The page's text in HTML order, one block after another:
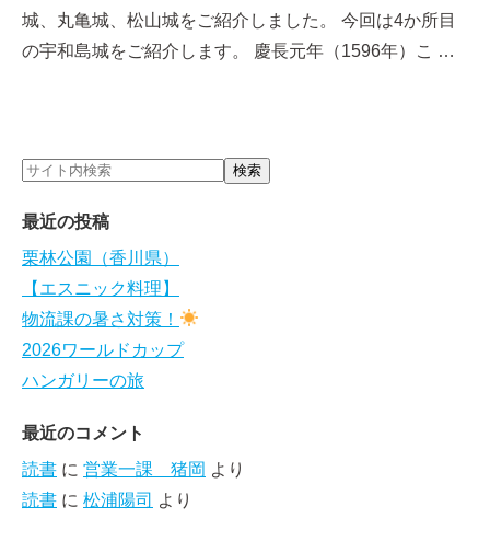
城、丸亀城、松山城をご紹介しました。 今回は4か所目
の宇和島城をご紹介します。 慶長元年（1596年）こ …
最近の投稿
栗林公園（香川県）
【エスニック料理】
物流課の暑さ対策！
2026ワールドカップ
ハンガリーの旅
最近のコメント
読書 に 営業一課 猪岡 より
読書 に 松浦陽司 より